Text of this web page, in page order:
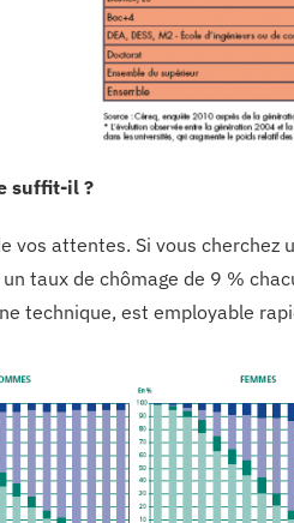
suffit-il ?
vos attentes. Si vous cherchez
taux de chômage de 9 %
technique, est employable